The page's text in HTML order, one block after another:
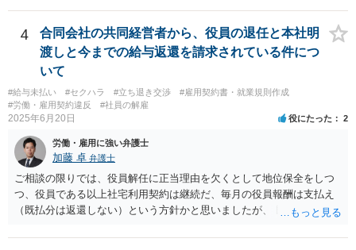
けでは判断できませんが、解雇無効を争う余地はあるように思いま
す。 使用者の態度から見て交渉での解決は難しく、労働審判や訴訟
手続で争う必要があると思います。 なるべく早く、弁護士にご相談
されることをおすすめします。
4
合同会社の共同経営者から、役員の退任と本社明
渡しと今までの給与返還を請求されている件につ
いて
#給与未払い #セクハラ #立ち退き交渉
#雇用契約書・就業規則作成
#労働・雇用契約違反
#社員の解雇
2025年6月20日 役にたった 2
労働・雇用に強い弁護士
加藤 卓 弁護士
ご相談の限りでは、役員解任に正当理由を欠くとして地位保全をしつ
つ、役員である以上社宅利用契約は継続だ、毎月の役員報酬は支払え
（既払分は返還しない）という方針かと思いましたが、 既に訴訟を提
連絡を入れて具体的な相談をした方がよいと思いますよ。手元キャッ